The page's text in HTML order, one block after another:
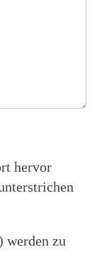
hervor
werden zu